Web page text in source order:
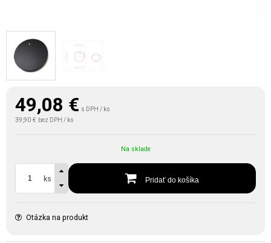
49,08 € s DPH / ks
39,90 € bez DPH / ks
Na sklade
ks Pridať do košíka
Otázka na produkt